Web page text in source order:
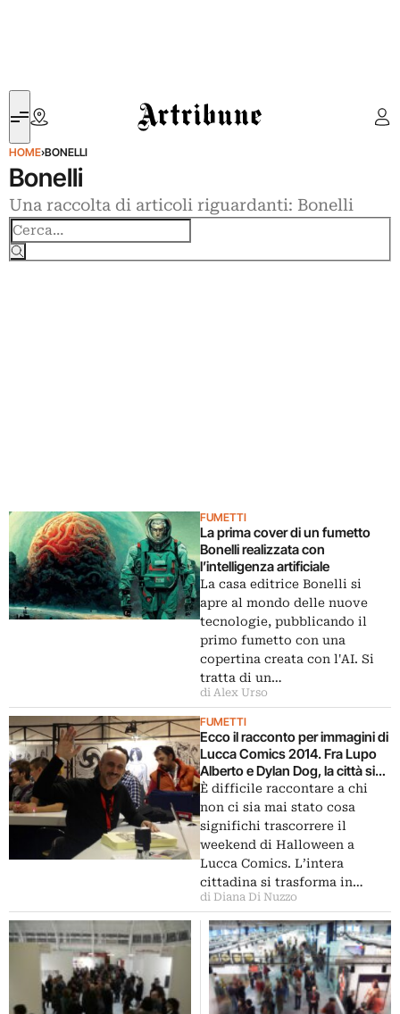
Artribune
HOME›BONELLI
Bonelli
Una raccolta di articoli riguardanti: Bonelli
FUMETTI
La prima cover di un fumetto
Bonelli realizzata con
l’intelligenza artificiale
La casa editrice Bonelli si
apre al mondo delle nuove
tecnologie, pubblicando il
primo fumetto con una
copertina creata con l'AI. Si
tratta di un…
di Alex Urso
FUMETTI
Ecco il racconto per immagini di
Lucca Comics 2014. Fra Lupo
Alberto e Dylan Dog, la città si
conferma fra le capitali mondiali
del fumetto
È difficile raccontare a chi
non ci sia mai stato cosa
significhi trascorrere il
weekend di Halloween a
Lucca Comics. L’intera
cittadina si trasforma in…
di Diana Di Nuzzo